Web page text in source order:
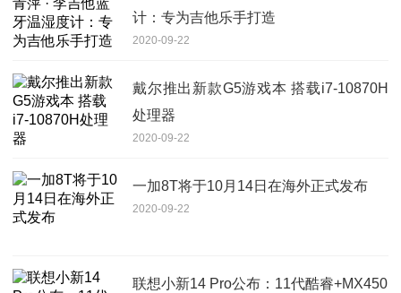
计：专为吉他乐手打造
2020-09-22
戴尔推出新款G5游戏本 搭载i7-10870H
处理器
2020-09-22
一加8T将于10月14日在海外正式发布
2020-09-22
联想小新14 Pro公布：11代酷睿+MX450